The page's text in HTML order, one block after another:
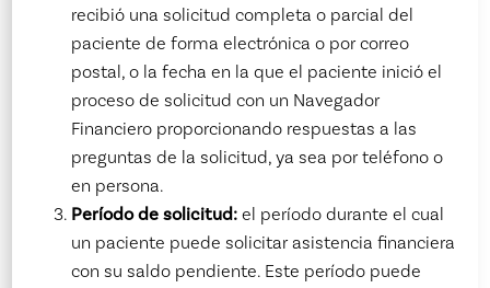
recibió una solicitud completa o parcial del
paciente de forma electrónica o por correo
postal, o la fecha en la que el paciente inició el
proceso de solicitud con un Navegador
Financiero proporcionando respuestas a las
preguntas de la solicitud, ya sea por teléfono o
en persona.
Período de solicitud: el período durante el cual
un paciente puede solicitar asistencia financiera
con su saldo pendiente. Este período puede